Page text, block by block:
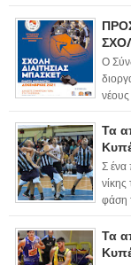
Ο
νέους
Τα
Σ ένα
φάση
Τα